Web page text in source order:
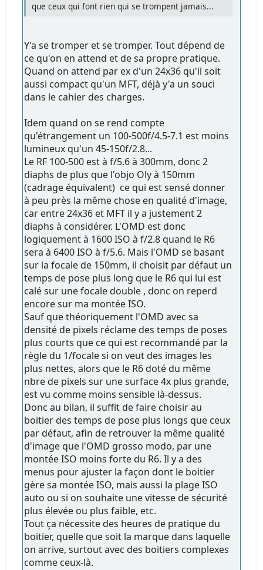
que ceux qui font rien qui se trompent jamais...
Y'a se tromper et se tromper. Tout dépend de
ce qu'on en attend et de sa propre pratique.
Quand on attend par ex d'un 24x36 qu'il soit
aussi compact qu'un MFT, déjà y'a un souci
dans le cahier des charges.
Idem quand on se rend compte
qu'étrangement un 100-500f/4.5-7.1 est moins
lumineux qu'un 45-150f/2.8...
Le RF 100-500 est à f/5.6 à 300mm, donc 2
diaphs de plus que l'objo Oly à 150mm
(cadrage équivalent) ce qui est sensé donner
à peu près la même chose en qualité d'image,
car entre 24x36 et MFT il y a justement 2
diaphs à considérer. L'OMD est donc
logiquement à 1600 ISO à f/2.8 quand le R6
sera à 6400 ISO à f/5.6. Mais l'OMD se basant
sur la focale de 150mm, il choisit par défaut un
temps de pose plus long que le R6 qui lui est
calé sur une focale double , donc on reperd
encore sur ma montée ISO.
Sauf que théoriquement l'OMD avec sa
densité de pixels réclame des temps de poses
plus courts que ce qui est recommandé par la
règle du 1/focale si on veut des images les
plus nettes, alors que le R6 doté du même
nbre de pixels sur une surface 4x plus grande,
est vu comme moins sensible là-dessus.
Donc au bilan, il suffit de faire choisir au
boitier des temps de pose plus longs que ceux
par défaut, afin de retrouver la même qualité
d'image que l'OMD grosso modo, par une
montée ISO moins forte du R6. Il y a des
menus pour ajuster la façon dont le boitier
gère sa montée ISO, mais aussi la plage ISO
auto ou si on souhaite une vitesse de sécurité
plus élevée ou plus faible, etc.
Tout ça nécessite des heures de pratique du
boitier, quelle que soit la marque dans laquelle
on arrive, surtout avec des boitiers complexes
comme ceux-là.